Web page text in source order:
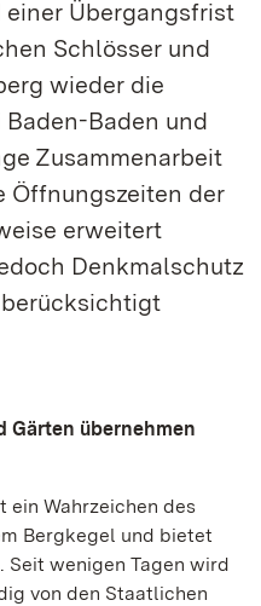
einer Übergangsfrist
Schlösser und
wieder die
Baden-Baden und
Zusammenarbeit
Öffnungszeiten der
erweitert
Denkmalschutz
Gärten übernehmen
ein Wahrzeichen des
Bergkegel und bietet
wenigen Tagen wird
von den Staatlichen